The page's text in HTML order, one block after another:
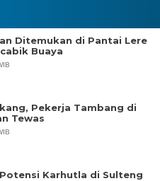
Ditemukan di Pantai Lere
Buaya
Pekerja Tambang di
Tewas
Karhutla di Sulteng